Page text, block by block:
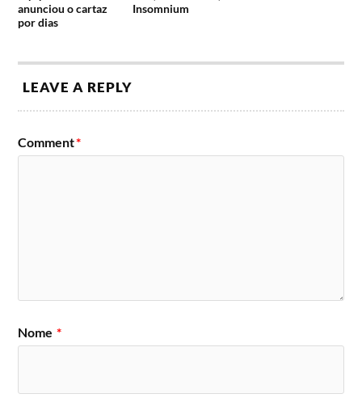
anunciou o cartaz
por dias
Insomnium
LEAVE A REPLY
Comment*
Nome *